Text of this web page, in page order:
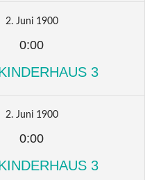
2. Juni 1900
0:00
3
2. Juni 1900
0:00
3